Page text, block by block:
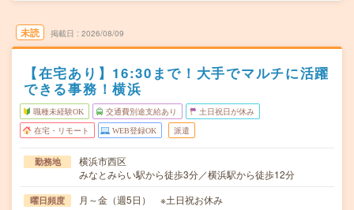
未読 掲載日 2026/08/09
【在宅あり】16:30まで！大手でマルチに活躍
できる事務！横浜
職種未経験OK 交通費別途支給あり 土日祝日が休み
在宅・リモート WEB登録OK 派遣
勤務地
横浜市西区
みなとみらい駅から徒歩3分／横浜駅から徒歩12分
曜日頻度 月～金（週5日） ※土日祝お休み